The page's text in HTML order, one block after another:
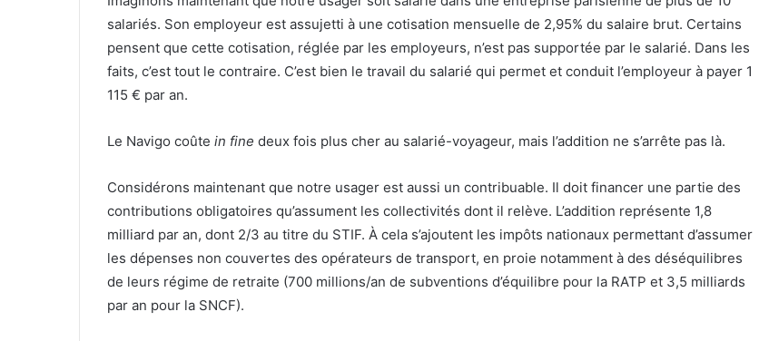
salariés. Son employeur est assujetti à une cotisation mensuelle de 2,95% du salaire brut. Certains
pensent que cette cotisation, réglée par les employeurs, n’est pas supportée par le salarié. Dans les
faits, c’est tout le contraire. C’est bien le travail du salarié qui permet et conduit l’employeur à payer 1
115 € par an.
Le Navigo coûte in fine deux fois plus cher au salarié-voyageur, mais l’addition ne s’arrête pas là.
Considérons maintenant que notre usager est aussi un contribuable. Il doit financer une partie des
contributions obligatoires qu’assument les collectivités dont il relève. L’addition représente 1,8
milliard par an, dont 2/3 au titre du STIF. À cela s’ajoutent les impôts nationaux permettant d’assumer
les dépenses non couvertes des opérateurs de transport, en proie notamment à des déséquilibres
de leurs régime de retraite (700 millions/an de subventions d’équilibre pour la RATP et 3,5 milliards
par an pour la SNCF).